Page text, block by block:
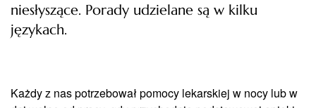
niesłyszące. Porady udzielane są w kilku
językach.
Każdy z nas potrzebował pomocy lekarskiej w nocy lub w